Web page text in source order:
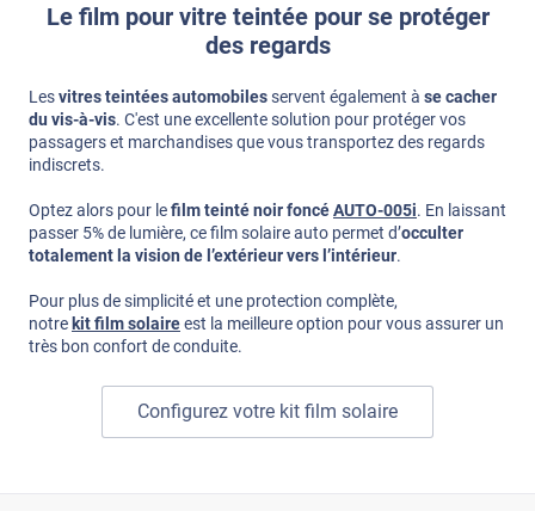
Le film pour vitre teintée pour se protéger
des regards
Lesvitres teintées automobilesservent également à se cacher
du vis-à-vis. C'est une excellente solution pour protéger vos
passagers et marchandises que vous transportez des regards
indiscrets.
Optez alors pour lefilm teinté noir foncéAUTO-005i. En laissant
passer 5% de lumière, ce film solaire auto permet d’occulter
totalement la vision de l’extérieur vers l’intérieur.
Pour plus de simplicité et une protection complète,
notre kit film solaireest la meilleure option pour vous assurer un
très bon confort de conduite.
Configurez votre kit film solaire